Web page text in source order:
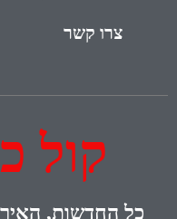
צרו קשר
קול
כל החדשות,